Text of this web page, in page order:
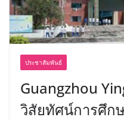
ประชาสัมพันธ์
Guangzhou
วิสัยทัศน์การศึก